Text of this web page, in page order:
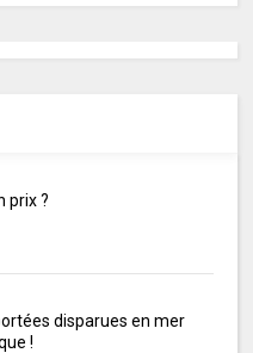
prix ?
disparues en mer
!